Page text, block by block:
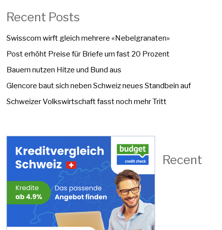
Recent Posts
Swisscom wirft gleich mehrere «Nebelgranaten»
Post erhöht Preise für Briefe um fast 20 Prozent
Bauern nutzen Hitze und Bund aus
Glencore baut sich neben Schweiz neues Standbein auf
Schweizer Volkswirtschaft fasst noch mehr Tritt
Recent